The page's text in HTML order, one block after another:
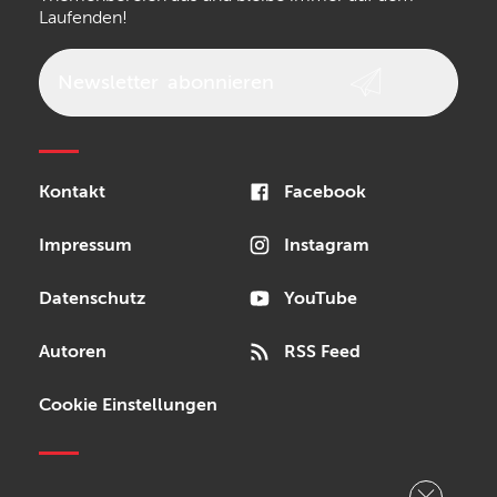
Laufenden!
Kontakt
Impressum
Datenschutz
Autoren
Cookie Einstellungen
Facebook
Instagram
YouTube
RSS Feed